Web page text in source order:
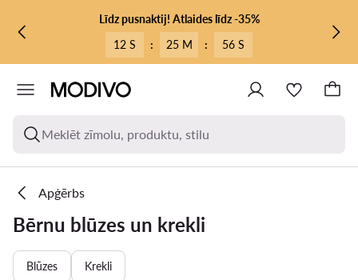
PĀRIET UZ GALVENO SATURU
PĀRIET UZ MEKLĒŠANULīdz pusnaktij! Atlaides līdz -35%
12 S
: 25 M : 54 S
Meklēt zīmolu, produktu, stilu
Apģērbs
Bērnu blūzes un krekli
Blūzes Krekli